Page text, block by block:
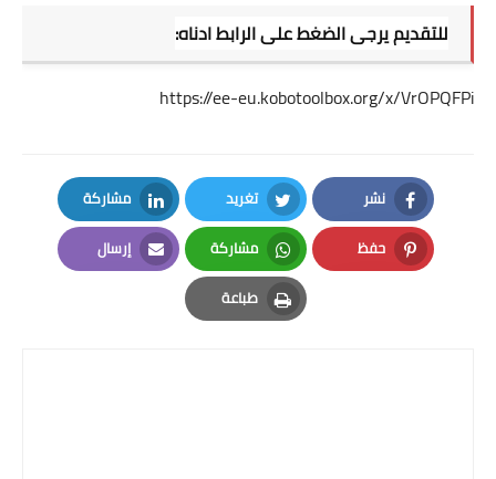
للتقديم يرجى الضغط على الرابط ادناه:
https://ee-eu.kobotoolbox.org/x/VrOPQFPi
نشر
Facebook
تغريد
Twitter
مشاركة
LinkedIn
حفظ
Pinterest
مشاركة
Whatsapp
إرسال
Email
طباعة
Print